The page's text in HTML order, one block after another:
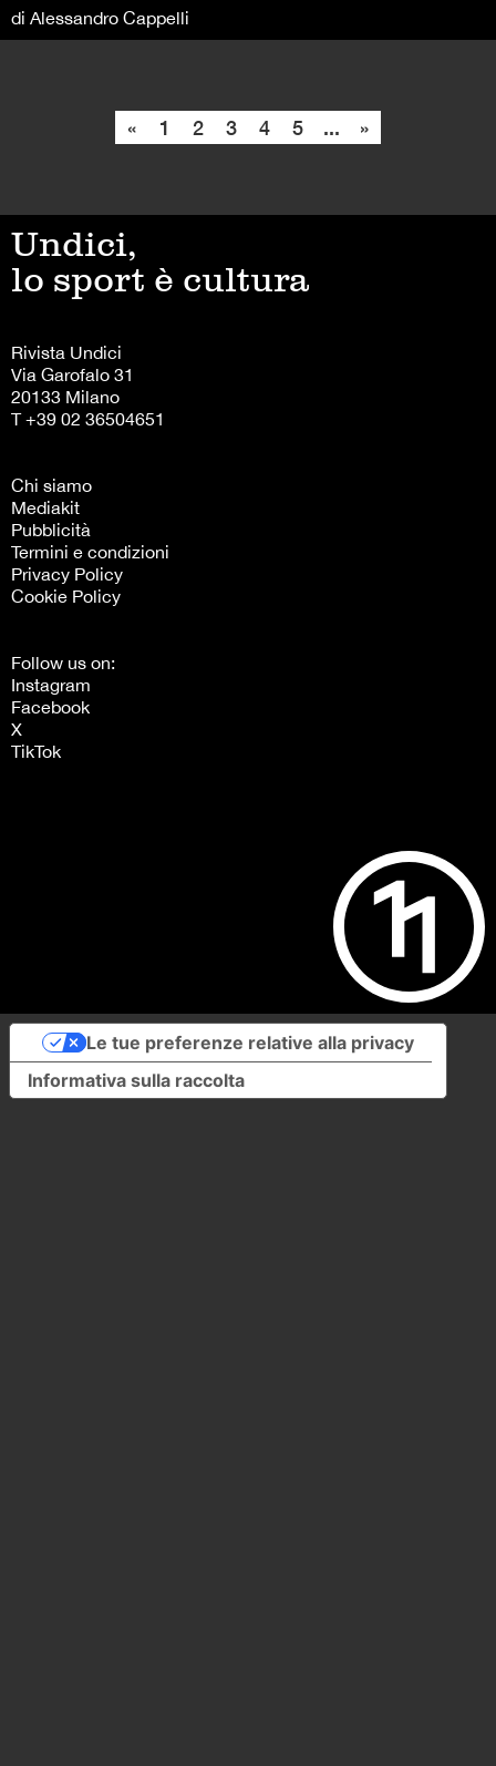
di Alessandro Cappelli
« 1 2 3 4 5 ... »
Undici,
lo sport è cultura
Rivista Undici
Via Garofalo 31
20133 Milano
T +39 02 36504651
Chi siamo
Mediakit
Pubblicità
Termini e condizioni
Privacy Policy
Cookie Policy
Follow us on:
Instagram
Facebook
X
TikTok
Informativa sulla raccolta
Le tue preferenze relative alla privacy